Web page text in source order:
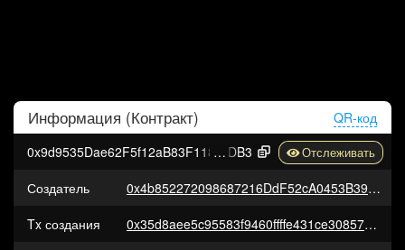
Информация (Контракт)
QR-код
0x9d9535Dae62F5f12aB83F1183DCa1eAd244b0
DB3
Создатель
0x4b852272098687216DdF52cA0453B39fB5278B58
Tx создания
0x35d8aee5c95583f9460ffffe431ce3085709b17911b8e612747317b7d095867a